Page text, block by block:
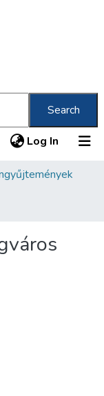
Search
Log In (current)